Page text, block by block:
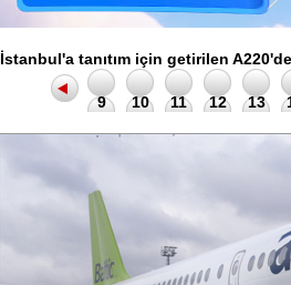
İstanbul'a tanıtım için getirilen
9 10 11 12 13